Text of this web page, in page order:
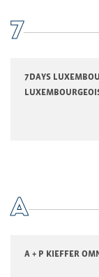
7
7DAYS
A
A + P KIEFFER